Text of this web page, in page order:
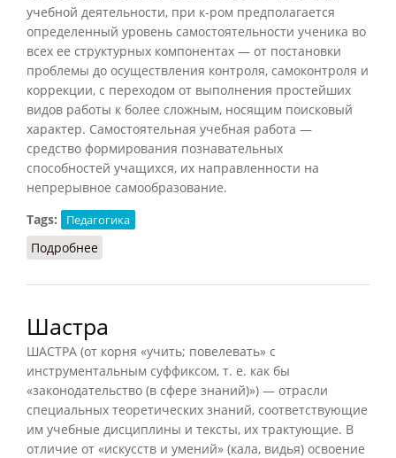
учебной деятельности, при к-ром предполагается
определенный уровень самостоятельности ученика во
всех ее структурных компонентах — от постановки
проблемы до осуществления контроля, самоконтроля и
коррекции, с переходом от выполнения простейших
видов работы к более сложным, носящим поисковый
характер. Самостоятельная учебная работа —
средство формирования познавательных
способностей учащихся, их направленности на
непрерывное самообразование.
Tags:
Педагогика
Подробнее
Шастра
ШАСТРА (от корня «учить; повелевать» с
инструментальным суффиксом, т. е. как бы
«законодательство (в сфере знаний)») — отрасли
специальных теоретических знаний, соответствующие
им учебные дисциплины и тексты, их трактующие. В
отличие от «искусств и умений» (кала, видья) освоение